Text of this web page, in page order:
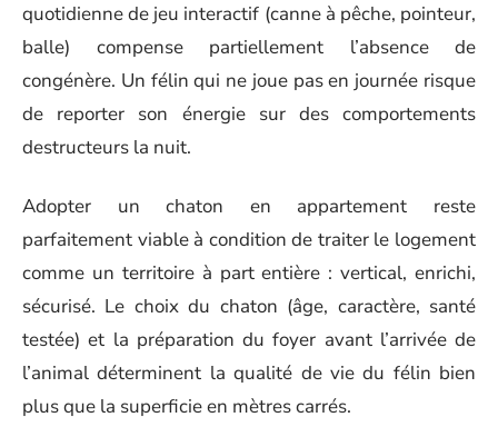
quotidienne de jeu interactif (canne à pêche, pointeur,
balle) compense partiellement l’absence de
congénère. Un félin qui ne joue pas en journée risque
de reporter son énergie sur des comportements
destructeurs la nuit.
Adopter un chaton en appartement reste
parfaitement viable à condition de traiter le logement
comme un territoire à part entière : vertical, enrichi,
sécurisé. Le choix du chaton (âge, caractère, santé
testée) et la préparation du foyer avant l’arrivée de
l’animal déterminent la qualité de vie du félin bien
plus que la superficie en mètres carrés.